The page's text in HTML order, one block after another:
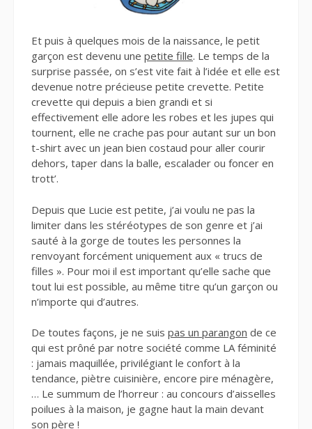
Et puis à quelques mois de la naissance, le petit
garçon est devenu une petite fille. Le temps de la
surprise passée, on s’est vite fait à l’idée et elle est
devenue notre précieuse petite crevette. Petite
crevette qui depuis a bien grandi et si
effectivement elle adore les robes et les jupes qui
tournent, elle ne crache pas pour autant sur un bon
t-shirt avec un jean bien costaud pour aller courir
dehors, taper dans la balle, escalader ou foncer en
trott’.
Depuis que Lucie est petite, j’ai voulu ne pas la
limiter dans les stéréotypes de son genre et j’ai
sauté à la gorge de toutes les personnes la
renvoyant forcément uniquement aux « trucs de
filles ». Pour moi il est important qu’elle sache que
tout lui est possible, au même titre qu’un garçon ou
n’importe qui d’autres.
De toutes façons, je ne suis pas un parangon de ce
qui est prôné par notre société comme LA féminité
: jamais maquillée, privilégiant le confort à la
tendance, piètre cuisinière, encore pire ménagère,
… Le summum de l’horreur : au concours d’aisselles
poilues à la maison, je gagne haut la main devant
son père !